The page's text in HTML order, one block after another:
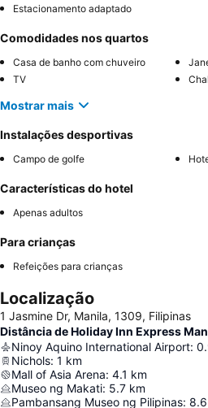
Estacionamento adaptado
Comodidades nos quartos
Casa de banho com chuveiro
TV
Mostrar mais
Instalações desportivas
Campo de golfe
Características do hotel
Apenas adultos
Para crianças
Refeições para crianças
Localização
1 Jasmine Dr, Manila, 1309, Filipinas
Distância de Holiday Inn Express
Ninoy Aquino International Airport:
Nichols: 1 km
Mall of Asia Arena: 4.1 km
Museo ng Makati: 5.7 km
Pambansang Museo ng Pilipinas: 8.6